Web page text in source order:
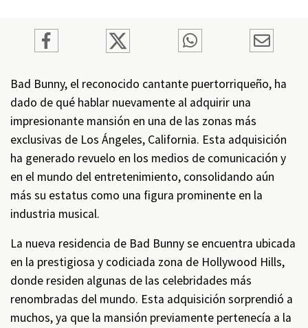
Bad Bunny, el reconocido cantante puertorriqueño, ha
dado de qué hablar nuevamente al adquirir una
impresionante mansión en una de las zonas más
exclusivas de Los Ángeles, California. Esta adquisición
ha generado revuelo en los medios de comunicación y
en el mundo del entretenimiento, consolidando aún
más su estatus como una figura prominente en la
industria musical.
La nueva residencia de Bad Bunny se encuentra ubicada
en la prestigiosa y codiciada zona de Hollywood Hills,
donde residen algunas de las celebridades más
renombradas del mundo. Esta adquisición sorprendió a
muchos, ya que la mansión previamente pertenecía a la